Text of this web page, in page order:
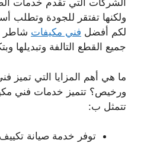
الشركات التي تقدم خدمات
ولكنها تفتقر للجودة وتطلب
لكم أفضل فني مكيفات شاطر
جميع القطع التالفة وتبديلها
ما هي أهم المزايا التي تميز
ورخيص؟ تتميز خدمات فني
تتمثل ب:
توفر خدمة صيانة